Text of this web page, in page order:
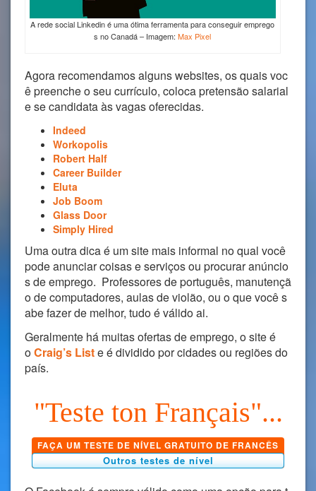
A rede social Linkedin é uma ótima ferramenta para conseguir emprego
s no Canadá – Imagem:Max Pixel
Agora recomendamos alguns websites, os quais voc
ê preenche o seu currículo, coloca pretensão salarial
e se candidata às vagas oferecidas.
Indeed
Workopolis
Robert Half
Career Builder
Eluta
Job Boom
Glass Door
Simply Hired
Uma outra dica é um site mais informal no qual você
pode anunciar coisas e serviços ou procurar anúncio
s de emprego. Professores de português, manutençã
o de computadores, aulas de violão, ou o que você s
abe fazer de melhor, tudo é válido ai.
Geralmente há muitas ofertas de emprego, o site é
oCraig’s Liste é dividido por cidades ou regiões do
país.
"Teste ton Français"...
FAÇA UM TESTE DE NÍVEL GRATUITO DE FRANCÊS
Outros testes de nível